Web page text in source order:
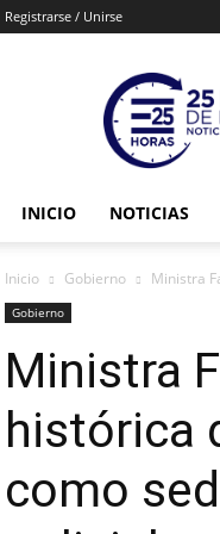
Registrarse / Unirse
INICIO NOTICIAS
Inicio Gobierno Ministra
Gobierno
Ministra
histórica
como